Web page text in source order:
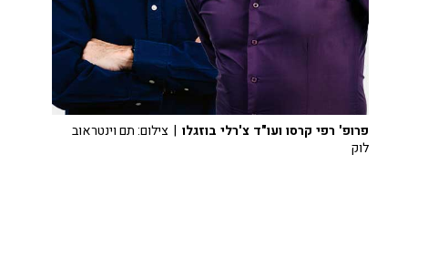
פרופ' רפי קרסו ועו"ד צ'רלי בוזגלו | צילום: תם וינטראוב
לוק